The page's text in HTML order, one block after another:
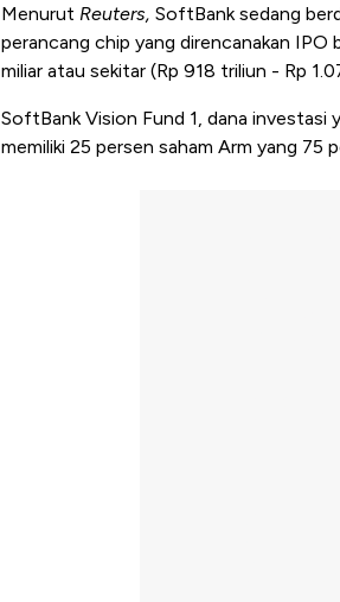
Menurut Reuters, SoftBank sedang
perancang chip yang direncanakan IPO
miliar atau sekitar (Rp 918 triliun - Rp
SoftBank Vision Fund 1, dana investasi
memiliki 25 persen saham Arm yang 75